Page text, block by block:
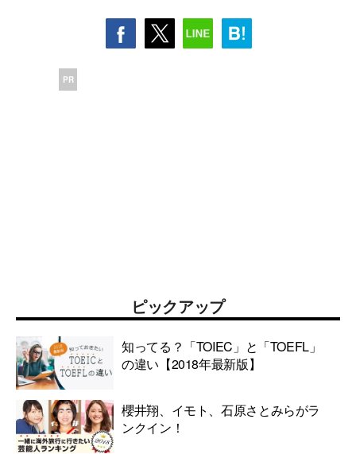
PR
ピックアップ
知ってる？「TOIEC」と「TOEFL」
の違い【2018年最新版】
櫻井翔、イモト、石原さとみらがラ
ンクイン！